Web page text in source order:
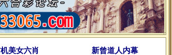
美女六肖 新曾道人内幕